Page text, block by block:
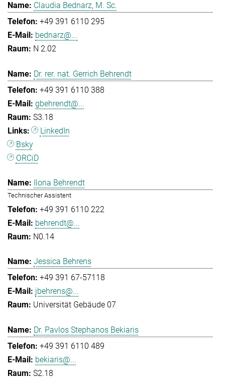
Claudia Bednarz, M. Sc.
+49 391 6110 295
bednarz@...
N 2.02
Dr. rer. nat. Gerrich Behrendt
+49 391 6110 388
gbehrendt@...
S3.18
LinkedIn
Bsky
ORCiD
Ilona Behrendt
Technischer Assistent
+49 391 6110 222
behrendt@...
N0.14
Jessica Behrens
+49 391 67-57118
jbehrens@...
Universität Gebäude 07
Dr. Pavlos Stephanos Bekiaris
+49 391 6110 489
bekiaris@...
S2.18